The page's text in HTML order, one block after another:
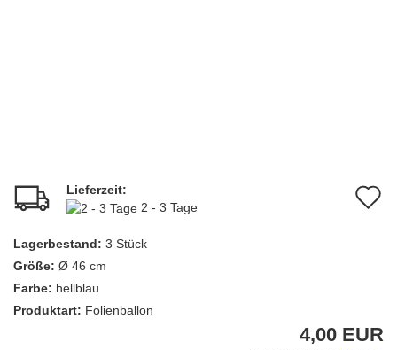
Lieferzeit:
2 - 3 Tage
Lagerbestand: 3 Stück
Größe: Ø 46 cm
Farbe: hellblau
Produktart: Folienballon
4,00 EUR